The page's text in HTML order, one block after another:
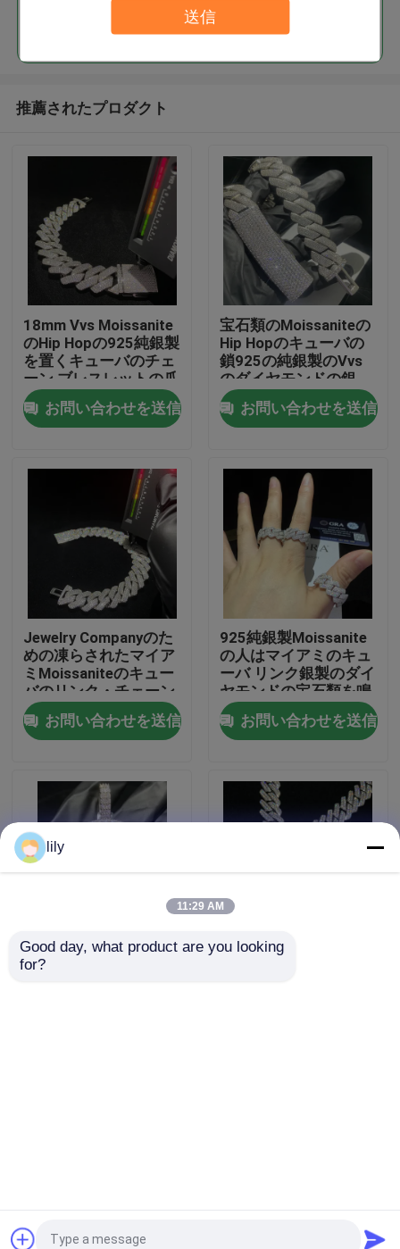
送信
家
プロダクト
私達に連絡しなさい
ニュース
場合
引用を要求しなさい
Moissaniteのダイヤモンドの腕時計
Moissaniteは腕時計を凍らした
モアッサナイトウォッチ
moissaniteのテニスの鎖
推薦されたプロダクト
18mm Vvs Moissanite
のHip Hopの925純銀製
を置くキューバのチェ
ーン ブレスレットの爪
お問い合わせを送信
宝石類のMoissaniteの
Hip Hopのキューバの
鎖925の純銀製のVvs
のダイヤモンドの銀
20mmの人
お問い合わせを送信
Jewelry Companyのた
めの凍らされたマイア
ミMoissaniteのキュー
バのリンク・チェーン
のブレスレット925の
銀Vvsお問い合わせを送信
925純銀製Moissanite
の人はマイアミのキュ
ーバ リンク銀製のダイ
ヤモンドの宝石類を鳴
らす
お問い合わせを送信
Hip HopのBlingの人か
ら凍る注文の
宝石類925の
Management Services Co., Ltd.. All Rights
lily
11:29 AM
Good day, what product are you looking
for?